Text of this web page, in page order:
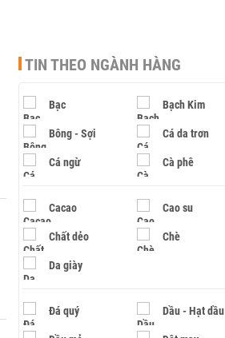
TIN THEO NGÀNH HÀNG
Bạc Bạch Kim
Bông - Sợi Cá da trơn
Cá ngừ Cà phê
Cacao Cao su
Chất dẻo Chè
Da giày
Đá quý Dầu - Hạt dầu